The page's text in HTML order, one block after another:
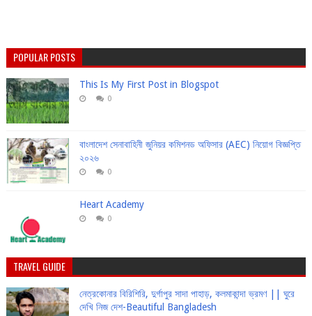
POPULAR POSTS
This Is My First Post in Blogspot
0
বাংলাদেশ সেনাবাহিনী জুনিয়র কমিশনড অফিসার (AEC) নিয়োগ বিজ্ঞপ্তি
২০২৬
0
Heart Academy
0
TRAVEL GUIDE
নেত্রকোনার বিরিশিরি, দুর্গাপুর সাদা পাহাড়, কলমাকান্দা ভ্রমণ || ঘুরে
দেখি নিজ দেশ-Beautiful Bangladesh